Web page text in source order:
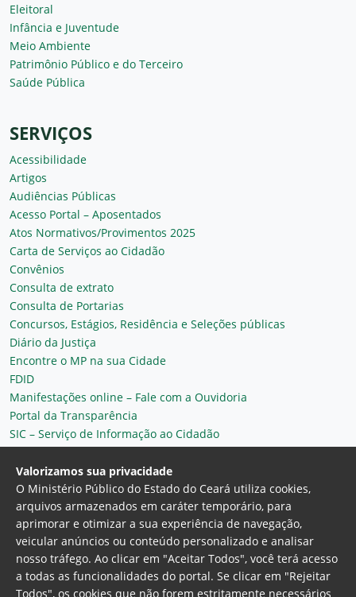
Eleitoral
Infância e Juventude
Meio Ambiente
Patrimônio Público e do Terceiro
Saúde Pública
SERVIÇOS
Acessibilidade
Artigos
Audiências Públicas
Acesso Portal – Aposentados
Atos Normativos/Provimentos 2025
Carta de Serviços ao Cidadão
Convênios
Consulta de extrato
Consulta de Portarias
Concursos, Estágios, Residência e Seleções públicas
Diário da Justiça
Encontre o MP na sua Cidade
FDID
Manifestações online – Fale com a Ouvidoria
Portal da Transparência
SIC – Serviço de Informação ao Cidadão
Plantão MP do Ceará
Secretaria Geral
Valorizamos sua privacidade
O Ministério Público do Estado do Ceará utiliza cookies,
arquivos armazenados em caráter temporário, para
aprimorar e otimizar a sua experiência de navegação,
veicular anúncios ou conteúdo personalizado e analisar
nosso tráfego. Ao clicar em "Aceitar Todos", você terá acesso
a todas as funcionalidades do portal. Se clicar em "Rejeitar
Todos", os cookies que não forem estritamente necessários